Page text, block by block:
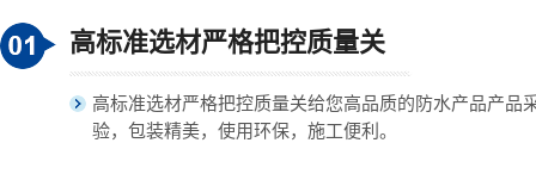
高标准选材严格把控质量关
高标准选材严格把控质量关给您高品质的防水产品产品
验，包装精美，使用环保，施工便利。